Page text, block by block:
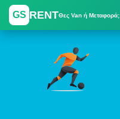
GS RENTΘες Van ή Μεταφορά;
Skip